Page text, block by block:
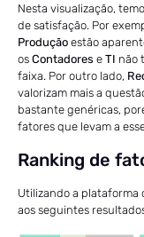
Nesta visualização,
de satisfação. Por
Produção estão
os Contadores e TI não
faixa. Por outro lado,
valorizam mais a
bastante genéricas,
fatores que levam a
Ranking de
Utilizando a plataforma
aos seguintes